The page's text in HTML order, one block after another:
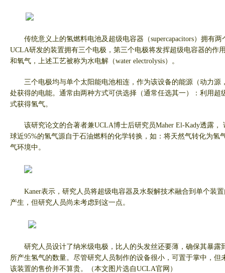
传统意义上的氢燃料电池及超级电容器（supercapacitors）拥有两
UCLA研发的装置拥有三个电极，第三个电极将发挥超级电容器的作
和氧气，上述工艺被称为水电解（water electrolysis）。
三个电极均与单个太阳能电池相连，作为该设备的能源（动力源
处获得的电能。通常由两种方式可供选择（通常任选其一）：利用超
式获得氢气。
该研究论文的合著者兼UCLA博士后研究员Maher El-Kady透露，
球近95%的氢气源自于石油燃料的化学转换，如：将天然气转化为氢
气环境中。
Kaner表示，研究人员将超级电容器及水裂解技术融合到单个装
产生，但研究人员尚未考虑到这一点。
研究人员设计了纳米级电极，比人的头发丝还要薄，确保其暴露
所产生氢气的数量。尽管研究人员制作的设备很小，可置于掌中，
该装置的售价并不算贵。（本文图片选自UCLA官网）